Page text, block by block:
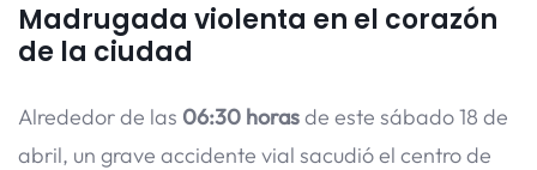
Madrugada violenta en el corazón
de la ciudad
Alrededor de las 06:30 horasde este sábado 18 de
abril, un grave accidente vial sacudió el centro de